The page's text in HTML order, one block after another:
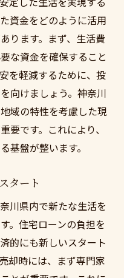
資金をどのように活用
ります。まず、生活費
な資金を確保すること
を軽減するために、投
向けましょう。神奈川
域の特性を考慮した現
要です。これにより、
基盤が整います。
タート
川県内で新たな生活を
。住宅ローンの負担を
的にも新しいスタート
却時には、まず専門家